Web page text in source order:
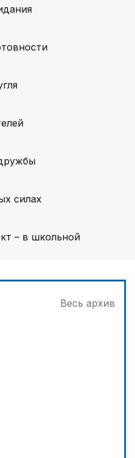
силах
– в школьной
Весь архив